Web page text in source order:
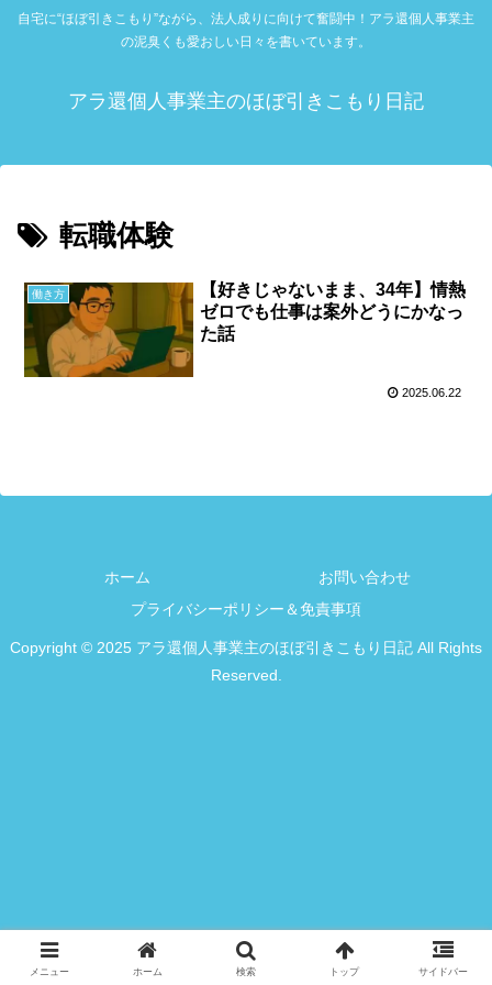
自宅に“ほぼ引きこもり”ながら、法人成りに向けて奮闘中！アラ還個人事業主
の泥臭くも愛おしい日々を書いています。
アラ還個人事業主のほぼ引きこもり日記
転職体験
働き方
【好きじゃないまま、34年】情熱
ゼロでも仕事は案外どうにかなっ
た話
2025.06.22
ホーム
お問い合わせ
プライバシーポリシー＆免責事項
Copyright © 2025 アラ還個人事業主のほぼ引きこもり日記 All Rights
Reserved.
メニュー ホーム 検索 トップ サイドバー